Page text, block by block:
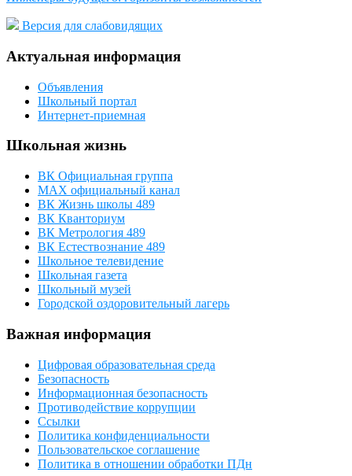
по
записям
Версия для слабовидящих
Актуальная информация
Объявления
Школьный портал
Интернет-приемная
Школьная жизнь
ВК Официальная группа
МАХ официальный канал
ВК Жизнь школы 489
ВК Кванториум
ВК Метрология 489
ВК Естествознание 489
Школьное телевидение
Школьная газета
Школьный музей
Городской оздоровительный лагерь
Важная информация
Цифровая образовательная среда
Безопасность
Информационная безопасность
Противодействие коррупции
Ссылки
Политика конфиденциальности
Пользовательское соглашение
Политика в отношении обработки ПДн